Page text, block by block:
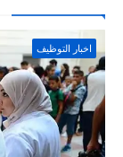
اخبار التوظيف